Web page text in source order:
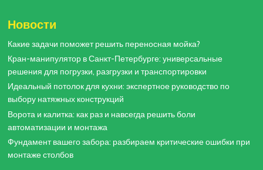
Новости
Какие задачи поможет решить переносная мойка?
Кран-манипулятор в Санкт-Петербурге: универсальные
решения для погрузки, разгрузки и транспортировки
Идеальный потолок для кухни: экспертное руководство по
выбору натяжных конструкций
Ворота и калитка: как раз и навсегда решить боли
автоматизации и монтажа
Фундамент вашего забора: разбираем критические ошибки при
монтаже столбов